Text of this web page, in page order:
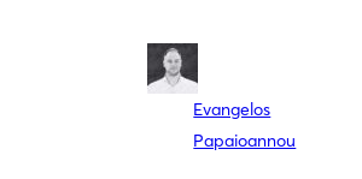
Evangelos
Papaioannou